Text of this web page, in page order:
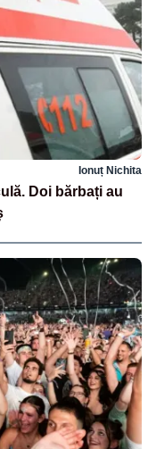
Ionuț Nichita
Doi bărbați au